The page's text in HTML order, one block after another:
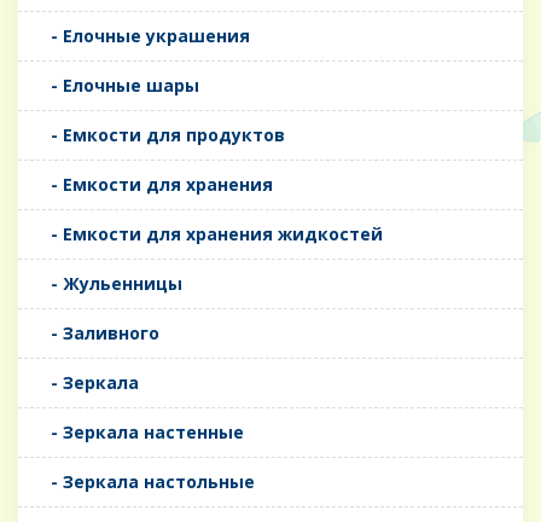
- Елочные украшения
- Елочные шары
- Емкости для продуктов
- Емкости для хранения
- Емкости для хранения жидкостей
- Жульенницы
- Заливного
- Зеркала
- Зеркала настенные
- Зеркала настольные